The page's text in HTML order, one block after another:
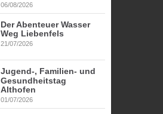
06/08/2026
Der Abenteuer Wasser
Weg Liebenfels
21/07/2026
Jugend-, Familien- und
Gesundheitstag
Althofen
01/07/2026